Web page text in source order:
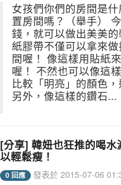
女孩們你們的房間是
置房間嗎？（舉手）
錢，就可以做出美美
紙膠帶不僅可以拿來
間喔！ 像這樣用貼紙
喔！ 不然也可以像這
比較「明亮」的顏色
另外，像這樣的鑽石...
[分享] 韓妞也狂推的喝
以輕鬆瘦！
0 回應 發表於 2015-07-06